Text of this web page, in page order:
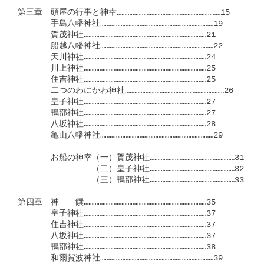
第三章　頭屋の行事と神幸…………………………………………………………15
手島八幡神社………………………………………………………………19
賀茂神社……………………………………………………………………21
船越八幡神社………………………………………………………………22
天川神社……………………………………………………………………24
川上神社……………………………………………………………………25
住吉神社……………………………………………………………………25
二つのわにかわ神社………………………………………………………26
皇子神社……………………………………………………………………27
鴨部神社……………………………………………………………………27
八坂神社……………………………………………………………………28
亀山八幡神社………………………………………………………………29
お船の神幸（一）賀茂神社………………………………………………31
（二）皇子神社………………………………………………32
（三）鴨部神社………………………………………………33
第四章　神　　饌……………………………………………………………………35
皇子神社……………………………………………………………………37
住吉神社……………………………………………………………………37
八坂神社……………………………………………………………………37
鴨部神社……………………………………………………………………38
和爾賀波神社………………………………………………………………39